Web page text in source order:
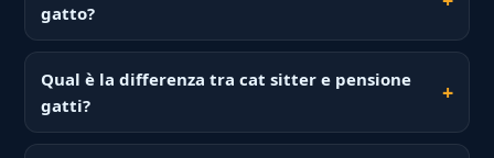
gatto?
Qual è la differenza tra cat sitter e pensione
gatti?